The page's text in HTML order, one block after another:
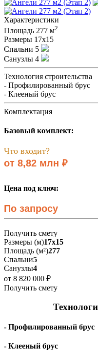
Характеристики
Площадь 277 м2
Размеры 17х15
Спальни 5
Санузлы 4
Технология строительства
- Профилированный брус
- Клееный брус
Комплектация
Базовый комплект:
Что входит?
от 8,82 млн ₽
Цена под ключ:
По запросу
Получить смету
Размеры (м)17х15
Площадь (м²)277
Спальни5
Санузлы4
от 8 820 000 ₽
Получить смету
- Профилированный брус
- Клееный брус